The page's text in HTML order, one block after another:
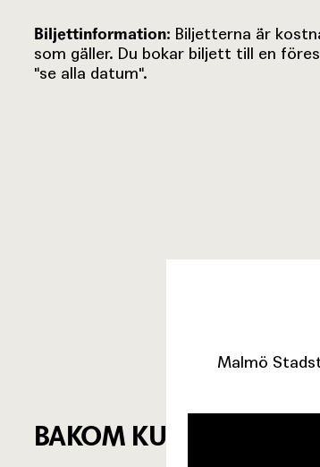
Biljettinformation: Biljetterna är
som gäller. Du bokar biljett till en
"se alla datum".
BAKOM KULISSERNA
Malmö